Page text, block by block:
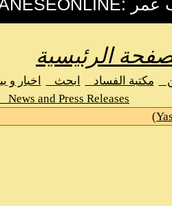
الرئيسية
مكتبة الفساد ابحث اخبار و
News and Press Releases